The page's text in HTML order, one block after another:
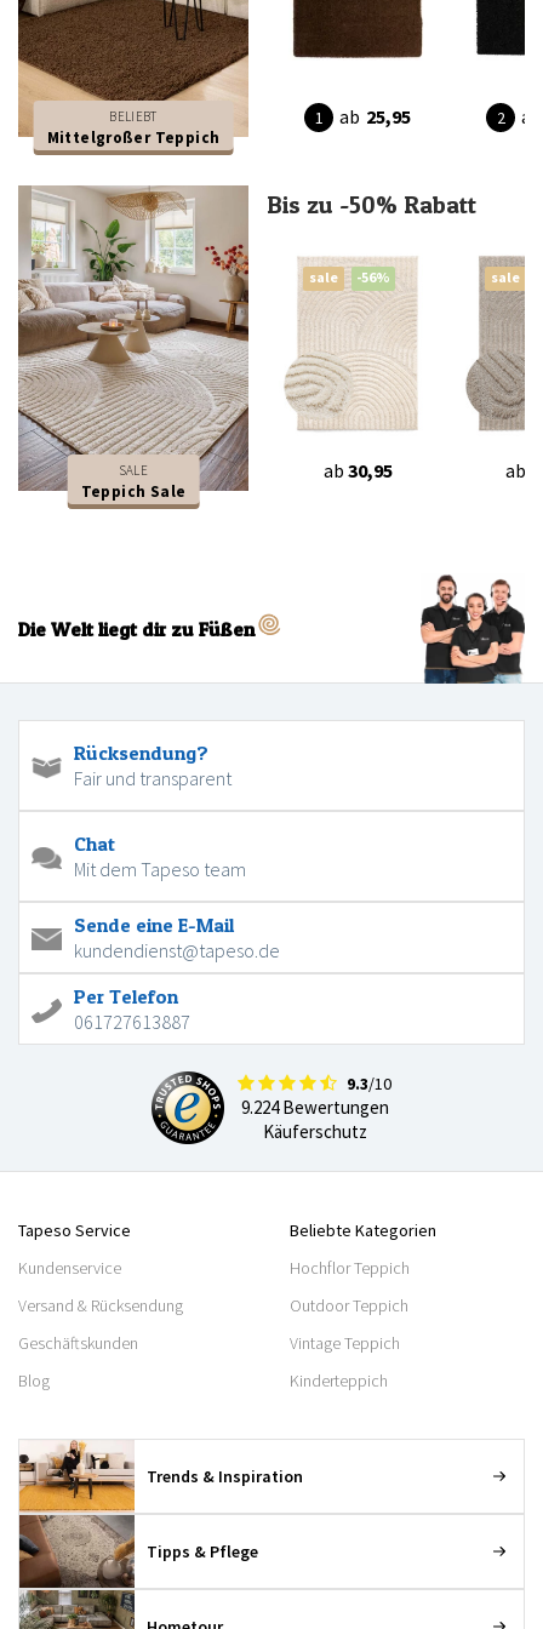
BELIEBT
Mittelgroßer Teppich
ab 25,95 ab
SALE
Teppich Sale
Bis zu -50% Rabatt
sale -56%
ab 30,95
sale
ab
Die Welt liegt dir zu Füßen
Rücksendung?
Fair und transparent
Chat
Mit dem Tapeso team
Sende eine E-Mail
kundendienst@tapeso.de
Per Telefon
061727613887
9.3/10
9.224 Bewertungen
Käuferschutz
Tapeso Service
Kundenservice
Versand & Rücksendung
Geschäftskunden
Blog
Beliebte Kategorien
Hochflor Teppich
Outdoor Teppich
Vintage Teppich
Kinderteppich
Trends & Inspiration
Tipps & Pflege